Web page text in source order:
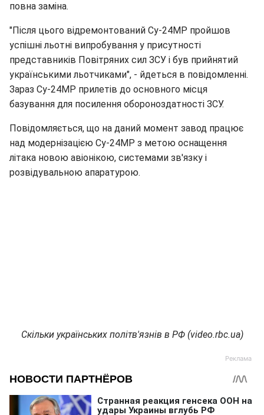
повна заміна.
"Після цього відремонтований Су-24МР пройшов
успішні льотні випробування у присутності
представників Повітряних сил ЗСУ і був прийнятий
українськими льотчиками", - йдеться в повідомленні.
Зараз Су-24МР прилетів до основного місця
базування для посилення обороноздатності ЗСУ.
Повідомляється, що на даний момент завод працює
над модернізацією Су-24МР з метою оснащення
літака новою авіонікою, системами зв'язку і
розвідувальною апаратурою.
Скільки українських політв'язнів в РФ (video.rbc.ua)